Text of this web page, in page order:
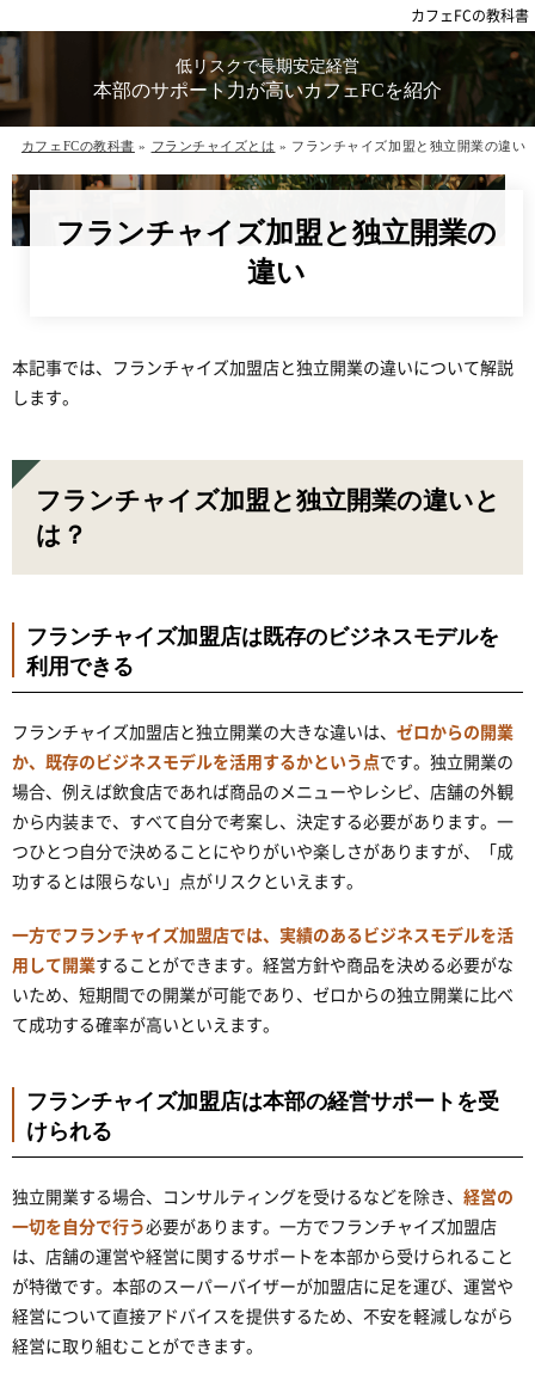
カフェFCの教科書
低リスクで⻑期安定経営
本部のサポート⼒が⾼いカフェFCを紹介
カフェFCの教科書 » フランチャイズとは » フランチャイズ加盟と独立開業の違い
フランチャイズ加盟と独立開業の
違い
本記事では、フランチャイズ加盟店と独立開業の違いについて解説
します。
フランチャイズ加盟と独立開業の違いと
は？
フランチャイズ加盟店は既存のビジネスモデルを
利用できる
フランチャイズ加盟店と独立開業の大きな違いは、 ゼロからの開業
か、既存のビジネスモデルを活用するかという点です。独立開業の
場合、例えば飲食店であれば商品のメニューやレシピ、店舗の外観
から内装まで、すべて自分で考案し、決定する必要があります。一
つひとつ自分で決めることにやりがいや楽しさがありますが、「成
功するとは限らない」点がリスクといえます。
一方でフランチャイズ加盟店では、実績のあるビジネスモデルを活
用して開業することができます。経営方針や商品を決める必要がな
いため、短期間での開業が可能であり、ゼロからの独立開業に比べ
て成功する確率が高いといえます。
フランチャイズ加盟店は本部の経営サポートを受
けられる
独立開業する場合、コンサルティングを受けるなどを除き、 経営の
一切を自分で行う必要があります。一方でフランチャイズ加盟店
は、店舗の運営や経営に関するサポートを本部から受けられること
が特徴です。本部のスーパーバイザーが加盟店に足を運び、運営や
経営について直接アドバイスを提供するため、不安を軽減しながら
経営に取り組むことができます。